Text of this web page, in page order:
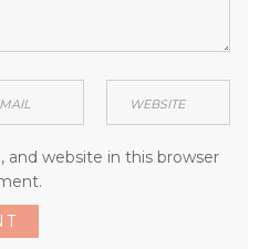
and website in this browser